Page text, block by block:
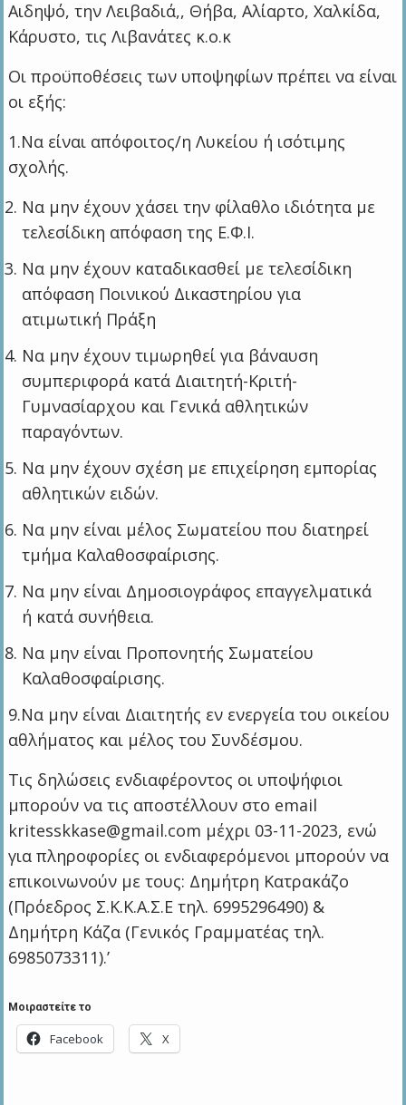
Αιδηψό, την Λειβαδιά,, Θήβα, Αλίαρτο, Χαλκίδα,
Κάρυστο, τις Λιβανάτες κ.ο.κ
Οι προϋποθέσεις των υποψηφίων πρέπει να είναι
οι εξής:
1.Να είναι απόφοιτος/η Λυκείου ή ισότιμης
σχολής.
Να μην έχουν χάσει την φίλαθλο ιδιότητα με
τελεσίδικη απόφαση της Ε.Φ.Ι.
Να μην έχουν καταδικασθεί με τελεσίδικη
απόφαση Ποινικού Δικαστηρίου για
ατιμωτική Πράξη
Να μην έχουν τιμωρηθεί για βάναυση
συμπεριφορά κατά Διαιτητή-Κριτή-
Γυμνασίαρχου και Γενικά αθλητικών
παραγόντων.
Να μην έχουν σχέση με επιχείρηση εμπορίας
αθλητικών ειδών.
Να μην είναι μέλος Σωματείου που διατηρεί
τμήμα Καλαθοσφαίρισης.
Να μην είναι Δημοσιογράφος επαγγελματικά
ή κατά συνήθεια.
Να μην είναι Προπονητής Σωματείου
Καλαθοσφαίρισης.
9.Να μην είναι Διαιτητής εν ενεργεία του οικείου
αθλήματος και μέλος του Συνδέσμου.
Τις δηλώσεις ενδιαφέροντος οι υποψήφιοι
μπορούν να τις αποστέλλουν στο email
kritesskkase@gmail.com μέχρι 03-11-2023, ενώ
για πληροφορίες οι ενδιαφερόμενοι μπορούν να
επικοινωνούν με τους: Δημήτρη Κατρακάζο
(Πρόεδρος Σ.Κ.Κ.Α.Σ.Ε τηλ. 6995296490) &
Δημήτρη Κάζα (Γενικός Γραμματέας τηλ.
6985073311).’
Μοιραστείτε το
Facebook X